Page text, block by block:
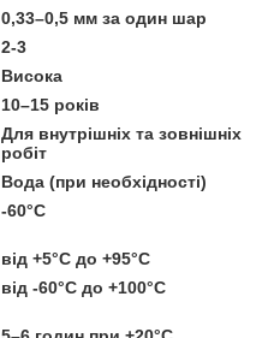
0,33–0,5 мм за один шар
2-3
Висока
10–15 років
Для внутрішніх та зовнішніх
робіт
Вода (при необхідності)
-60°C
від +5°C до +95°C
від -60°C до +100°C